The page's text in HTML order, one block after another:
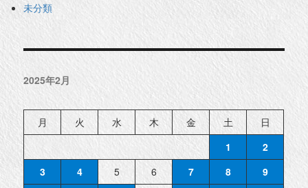
未分類
2025年2月
月 火 水 木 金 土
日
1
2
3
4 5 6 7 8
9